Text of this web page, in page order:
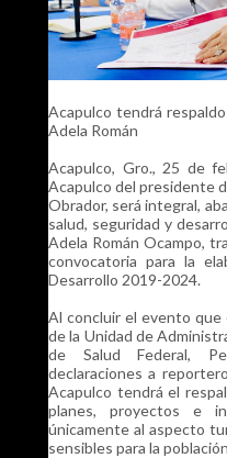
Acapulco tendrá
Adela Román
Acapulco, Gro., 25 de
Acapulco del presidente
Obrador, será integral,
salud, seguridad y
Adela Román Ocampo,
convocatoria para la
Desarrollo 2019-2024.
Al concluir el evento
de la Unidad de
de Salud Federal,
declaraciones a
Acapulco tendrá el
planes, proyectos e
únicamente al aspecto
sensibles para la